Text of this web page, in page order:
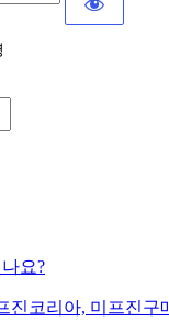
요?
코리아, 미프진구